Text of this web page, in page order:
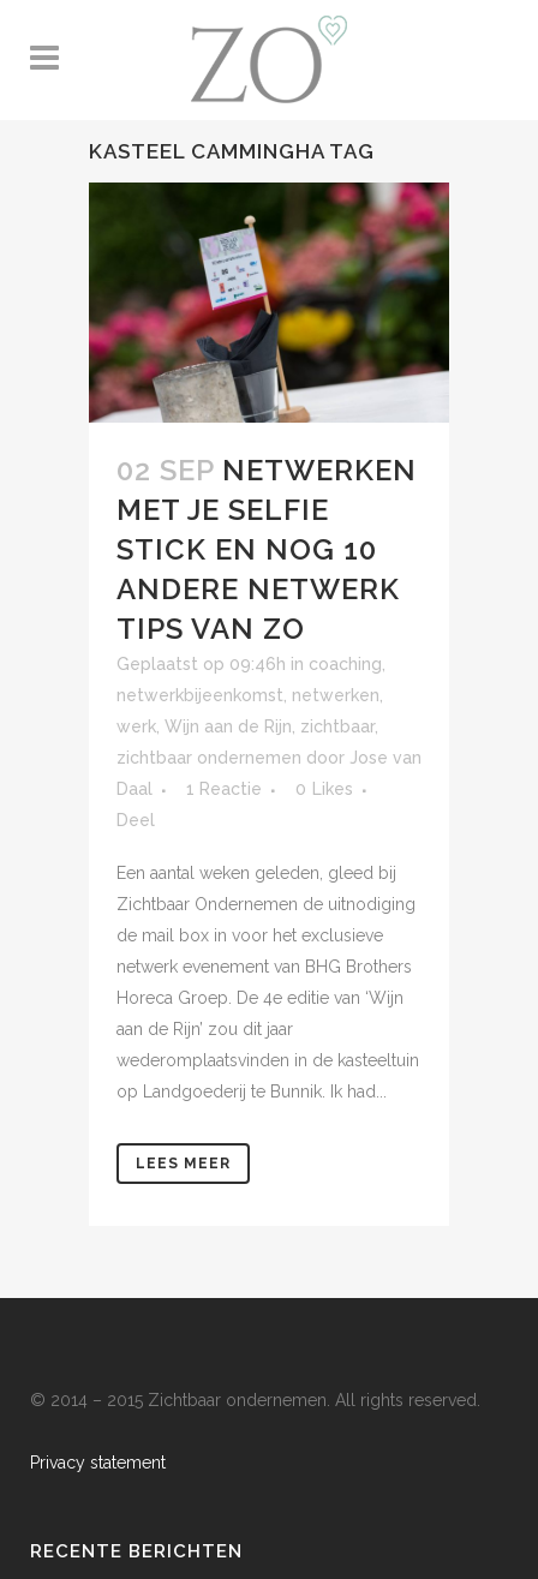
KASTEEL CAMMINGHA TAG
02 SEP NETWERKEN
MET JE SELFIE
STICK EN NOG 10
ANDERE NETWERK
TIPS VAN ZO
Geplaatst op 09:46h in coaching
netwerkbijeenkomst netwerken
werk Wijn aan de Rijn zichtbaar,
zichtbaar ondernemen door Jose van
Daal
1 Reactie 0
Likes
Deel
Een aantal weken geleden, gleed bij
Zichtbaar Ondernemen de uitnodiging
de mail box in voor het exclusieve
netwerk evenement van BHG Brothers
Horeca Groep. De 4e editie van ‘Wijn
aan de Rijn’ zou dit jaar
wederomplaatsvinden in de kasteeltuin
op Landgoederij te Bunnik. Ik had...
LEES MEER
© 2014 – 2015 Zichtbaar ondernemen. All rights reserved.
Privacy statement
RECENTE BERICHTEN